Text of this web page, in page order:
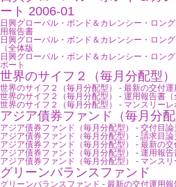
ート 2006-01
日興グローバル・ボンド＆カレンシー・ロン
用報告書
日興グローバル・ボンド＆カレンシー・ロン
（全体版
日興グローバル・ボンド＆カレンシー・ロン
ポート
世界のサイフ２（毎月分配型）
世界のサイフ２（毎月分配型） - 最新の交付
世界のサイフ２（毎月分配型） - 運用報告書（
世界のサイフ２（毎月分配型） - マンスリーレ
アジア債券ファンド（毎月分配
アジア債券ファンド（毎月分配型） - 交付目論
アジア債券ファンド（毎月分配型） - 請求目論
アジア債券ファンド（毎月分配型） - 最新の
アジア債券ファンド（毎月分配型） - 運用報告
アジア債券ファンド（毎月分配型） - マンスリ
グリーンバランスファンド
グリーンバランスファンド - 最新の交付運用報